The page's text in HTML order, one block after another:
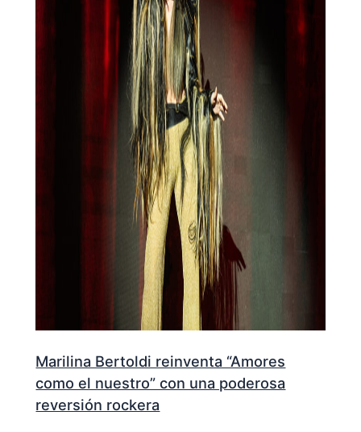
Marilina Bertoldi reinventa “Amores
como el nuestro” con una poderosa
reversión rockera